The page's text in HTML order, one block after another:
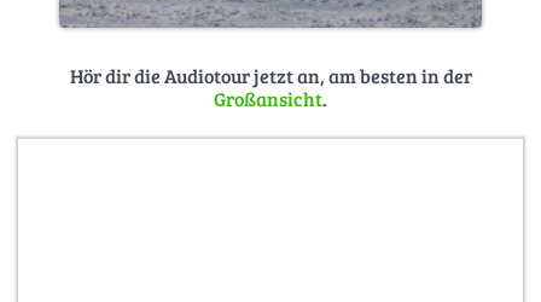
Hör dir die Audiotour jetzt an, am besten in der
Großansicht.